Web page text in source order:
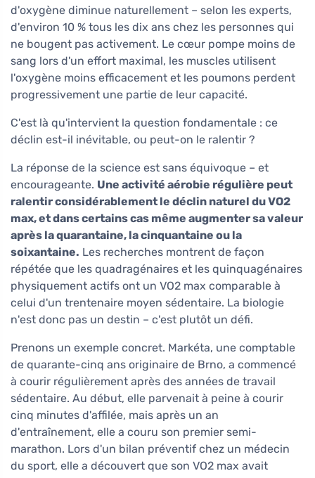
d'oxygène diminue naturellement – selon les experts,
d'environ 10 % tous les dix ans chez les personnes qui
ne bougent pas activement. Le cœur pompe moins de
sang lors d'un effort maximal, les muscles utilisent
l'oxygène moins efficacement et les poumons perdent
progressivement une partie de leur capacité.
C'est là qu'intervient la question fondamentale : ce
déclin est-il inévitable, ou peut-on le ralentir ?
La réponse de la science est sans équivoque – et
encourageante. Une activité aérobie régulière peut
ralentir considérablement le déclin naturel du VO2
max, et dans certains cas même augmenter sa valeur
après la quarantaine, la cinquantaine ou la
soixantaine. Les recherches montrent de façon
répétée que les quadragénaires et les quinquagénaires
physiquement actifs ont un VO2 max comparable à
celui d'un trentenaire moyen sédentaire. La biologie
n'est donc pas un destin – c'est plutôt un défi.
Prenons un exemple concret. Markéta, une comptable
de quarante-cinq ans originaire de Brno, a commencé
à courir régulièrement après des années de travail
sédentaire. Au début, elle parvenait à peine à courir
cinq minutes d'affilée, mais après un an
d'entraînement, elle a couru son premier semi-
marathon. Lors d'un bilan préventif chez un médecin
du sport, elle a découvert que son VO2 max avait